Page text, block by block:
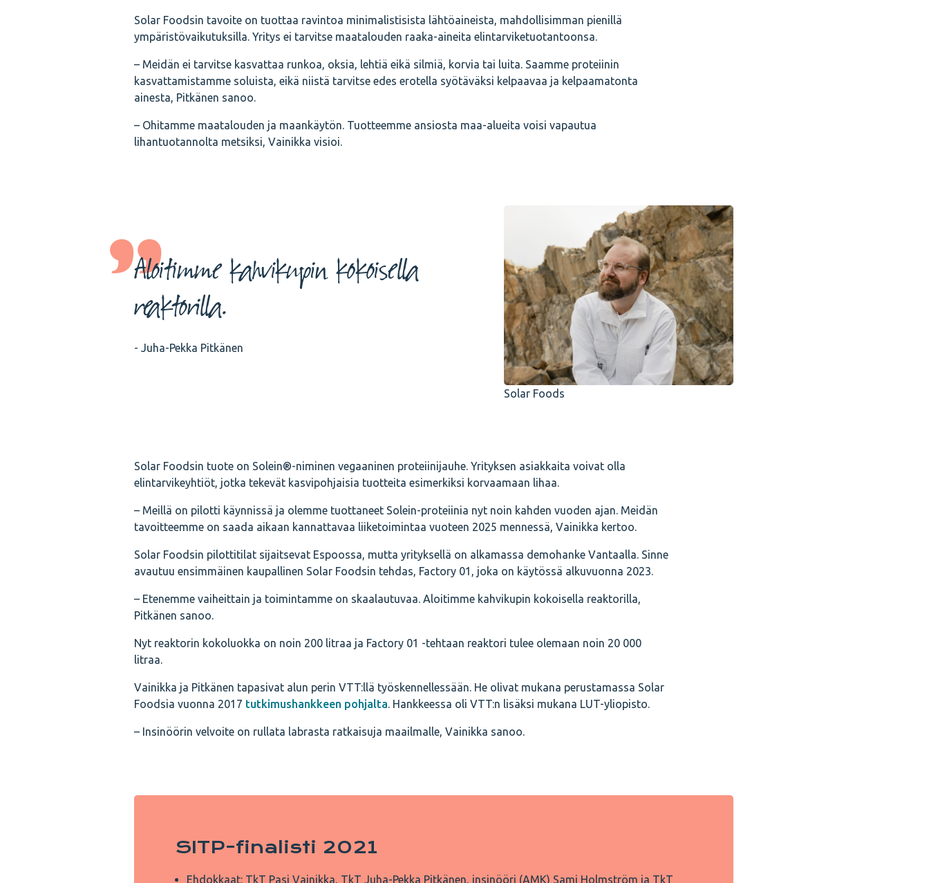
Solar Foodsin tavoite on tuottaa ravintoa minimalistisista lähtöaineista, mahdollisimman pienillä
ympäristövaikutuksilla. Yritys ei tarvitse maatalouden raaka-aineita elintarviketuotantoonsa.
– Meidän ei tarvitse kasvattaa runkoa, oksia, lehtiä eikä silmiä, korvia tai luita. Saamme proteiinin
kasvattamistamme soluista, eikä niistä tarvitse edes erotella syötäväksi kelpaavaa ja kelpaamatonta
ainesta, Pitkänen sanoo.
– Ohitamme maatalouden ja maankäytön. Tuotteemme ansiosta maa-alueita voisi vapautua
lihantuotannolta metsiksi, Vainikka visioi.
Solar Foods
Aloitimme kahvikupin kokoisella
reaktorilla.
- Juha-Pekka Pitkänen
Solar Foodsin tuote on Solein®-niminen vegaaninen proteiinijauhe. Yrityksen asiakkaita voivat olla
elintarvikeyhtiöt, jotka tekevät kasvipohjaisia tuotteita esimerkiksi korvaamaan lihaa.
– Meillä on pilotti käynnissä ja olemme tuottaneet Solein-proteiinia nyt noin kahden vuoden ajan. Meidän
tavoitteemme on saada aikaan kannattavaa liiketoimintaa vuoteen 2025 mennessä, Vainikka kertoo.
Solar Foodsin pilottitilat sijaitsevat Espoossa, mutta yrityksellä on alkamassa demohanke Vantaalla. Sinne
avautuu ensimmäinen kaupallinen Solar Foodsin tehdas, Factory 01, joka on käytössä alkuvuonna 2023.
– Etenemme vaiheittain ja toimintamme on skaalautuvaa. Aloitimme kahvikupin kokoisella reaktorilla,
Pitkänen sanoo.
Nyt reaktorin kokoluokka on noin 200 litraa ja Factory 01 -tehtaan reaktori tulee olemaan noin 20 000
litraa.
Vainikka ja Pitkänen tapasivat alun perin VTT:llä työskennellessään. He olivat mukana perustamassa Solar
Foodsia vuonna 2017 tutkimushankkeen pohjalta. Hankkeessa oli VTT:n lisäksi mukana LUT-yliopisto.
– Insinöörin velvoite on rullata labrasta ratkaisuja maailmalle, Vainikka sanoo.
SITP-finalisti 2021
Ehdokkaat: TkT Pasi Vainikka, TkT Juha-Pekka Pitkänen, insinööri (AMK) Sami Holmström ja TkT